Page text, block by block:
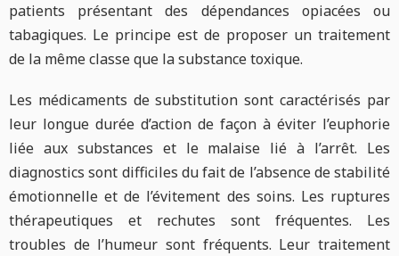
patients présentant des dépendances opiacées ou
tabagiques. Le principe est de proposer un traitement
de la même classe que la substance toxique.
Les médicaments de substitution sont caractérisés par
leur longue durée d’action de façon à éviter l’euphorie
liée aux substances et le malaise lié à l’arrêt. Les
diagnostics sont difficiles du fait de l’absence de stabilité
émotionnelle et de l’évitement des soins. Les ruptures
thérapeutiques et rechutes sont fréquentes. Les
troubles de l’humeur sont fréquents. Leur traitement